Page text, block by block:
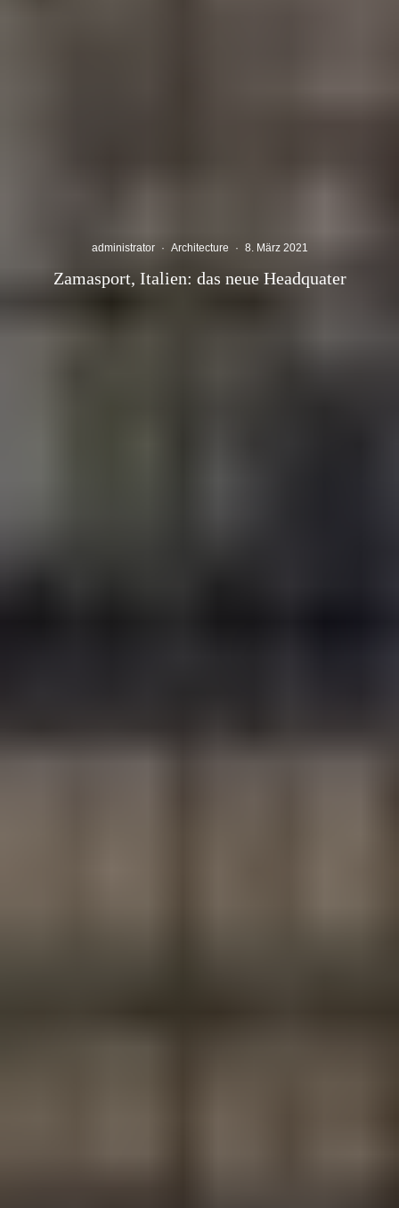
administrator · Architecture · 8. März 2021
Zamasport, Italien: das neue Headquater